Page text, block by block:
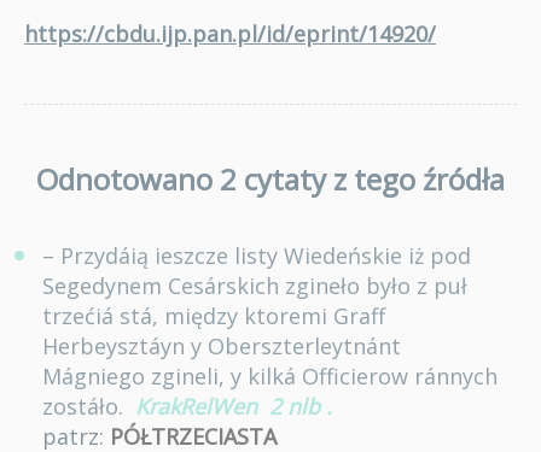
https://cbdu.ijp.pan.pl/id/eprint/14920/
Odnotowano 2 cytaty z tego źródła
– Przydáią ieszcze listy Wiedeńskie iż pod
Segedynem Cesárskich zgineło było z puł
trzećiá stá, między ktoremi Graff
Herbeysztáyn y Oberszterleytnánt
Mágniego zgineli, y kilká Officierow ránnych
zostáło. KrakRelWen 2 nlb .
patrz: PÓŁTRZECIASTA